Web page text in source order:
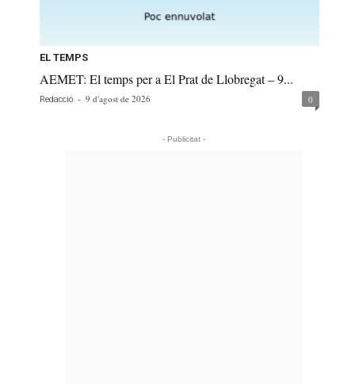
EL TEMPS
AEMET: El temps per a El Prat de Llobregat – 9...
Redacció - 9 d'agost de 2026 0
- Publicitat -